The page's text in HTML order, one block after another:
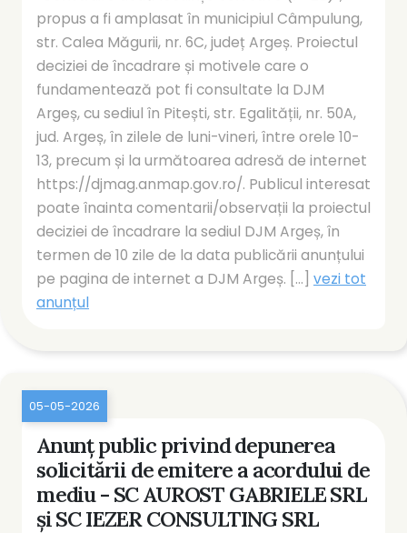
propus a fi amplasat în municipiul Câmpulung,
str. Calea Măgurii, nr. 6C, județ Argeș. Proiectul
deciziei de încadrare și motivele care o
fundamentează pot fi consultate la DJM
Argeș, cu sediul în Pitești, str. Egalității, nr. 50A,
jud. Argeș, în zilele de luni-vineri, între orele 10-
13, precum și la următoarea adresă de internet
https://djmag.anmap.gov.ro/. Publicul interesat
poate înainta comentarii/observații la proiectul
deciziei de încadrare la sediul DJM Argeș, în
termen de 10 zile de la data publicării anunțului
pe pagina de internet a DJM Argeș. [...] vezi tot
anunțul
05-05-2026
Anunț public privind depunerea
solicitării de emitere a acordului de
mediu - SC AUROST GABRIELE SRL
și SC IEZER CONSULTING SRL